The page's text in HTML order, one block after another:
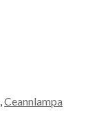
,Ceannlampa